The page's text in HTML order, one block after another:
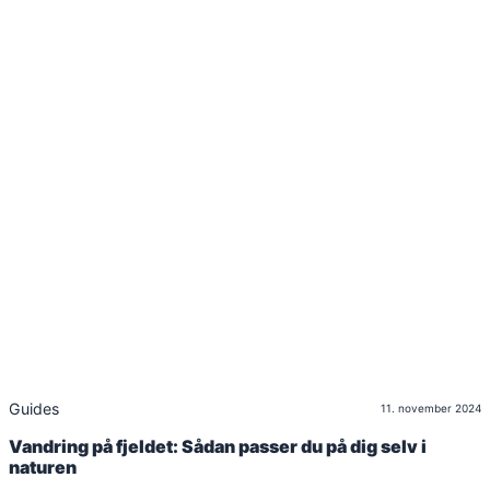
Guides 11. november 2024
Vandring på fjeldet: Sådan passer du på dig selv i
naturen